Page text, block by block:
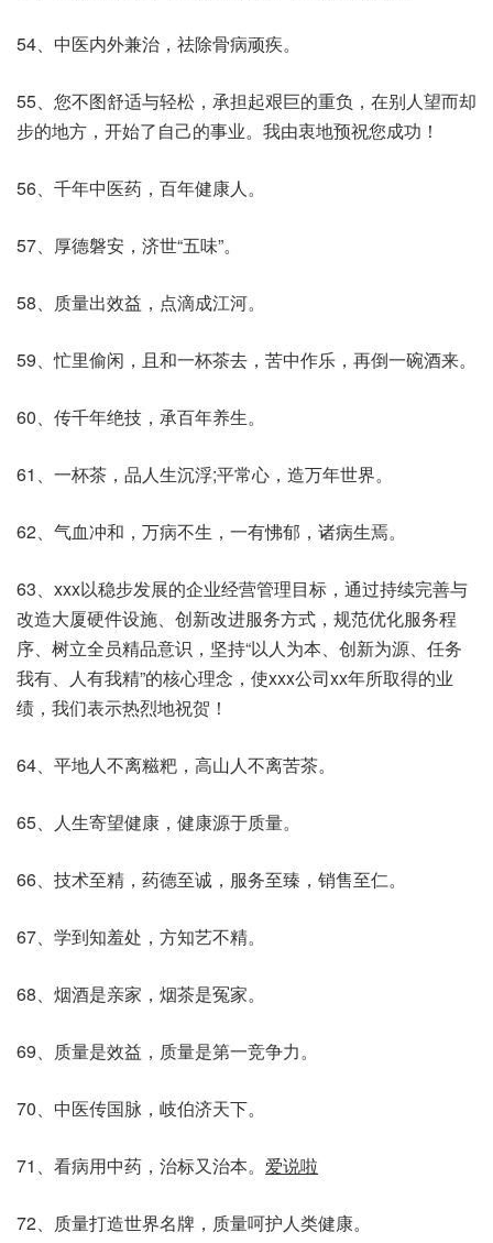
54、中医内外兼治，祛除骨病顽疾。
55、您不图舒适与轻松，承担起艰巨的重负，在别人望而却
步的地方，开始了自己的事业。我由衷地预祝您成功！
56、千年中医药，百年健康人。
57、厚德磐安，济世“五味”。
58、质量出效益，点滴成江河。
59、忙里偷闲，且和一杯茶去，苦中作乐，再倒一碗酒来。
60、传千年绝技，承百年养生。
61、一杯茶，品人生沉浮;平常心，造万年世界。
62、气血冲和，万病不生，一有怫郁，诸病生焉。
63、xxx以稳步发展的企业经营管理目标，通过持续完善与
改造大厦硬件设施、创新改进服务方式，规范优化服务程
序、树立全员精品意识，坚持“以人为本、创新为源、任务
我有、人有我精”的核心理念，使xxx公司xx年所取得的业
绩，我们表示热烈地祝贺！
64、平地人不离糍粑，高山人不离苦茶。
65、人生寄望健康，健康源于质量。
66、技术至精，药德至诚，服务至臻，销售至仁。
67、学到知羞处，方知艺不精。
68、烟酒是亲家，烟茶是冤家。
69、质量是效益，质量是第一竞争力。
70、中医传国脉，岐伯济天下。
71、看病用中药，治标又治本。 爱说啦
72、质量打造世界名牌，质量呵护人类健康。